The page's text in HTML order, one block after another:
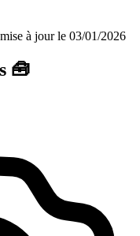
à jour le 03/01/2026
🧰